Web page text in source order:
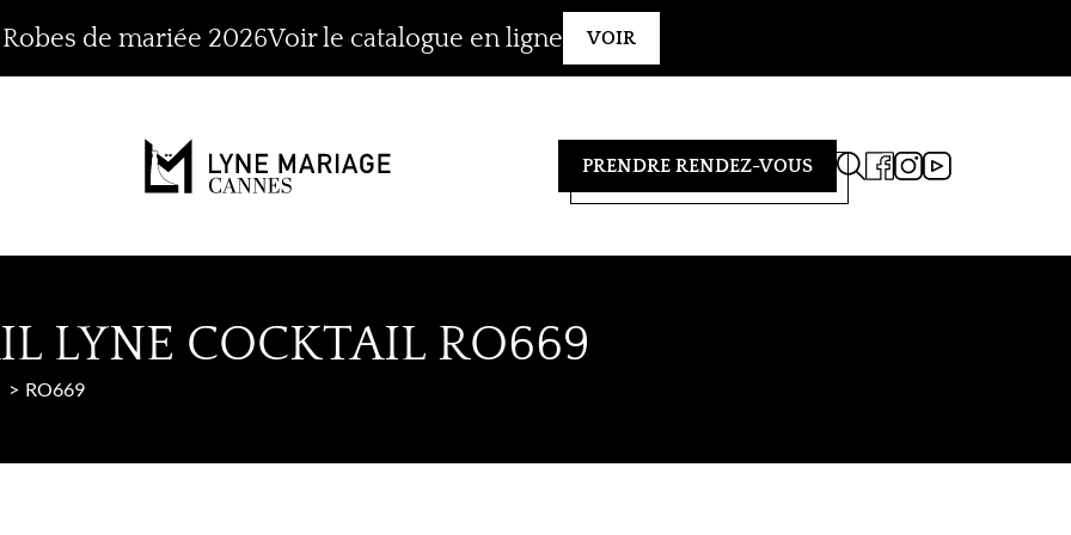
de mariée 2026Voir le catalogue en ligne VOIR
PRENDRE RENDEZ-VOUS
LYNE COCKTAIL RO669
RO669